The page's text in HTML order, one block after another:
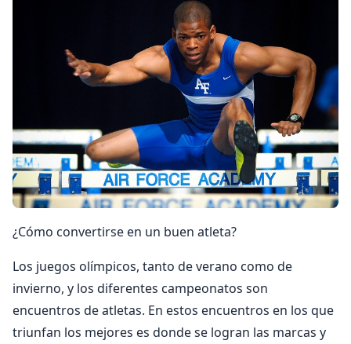
¿Cómo convertirse en un buen atleta?
Los juegos olímpicos, tanto de verano como de
invierno, y los diferentes campeonatos son
encuentros de atletas. En estos encuentros en los que
triunfan los mejores es donde se logran las marcas y